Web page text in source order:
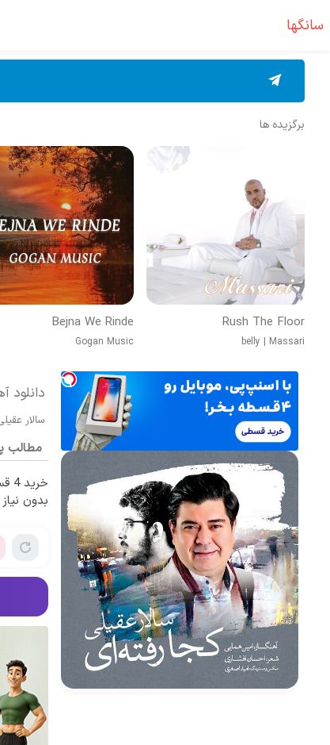
سانگها
برگزیده ها
Rush The Floor
belly | Massari
Bejna We Rinde
Gogan Music
دانلود
سالار
مطالب
بدون